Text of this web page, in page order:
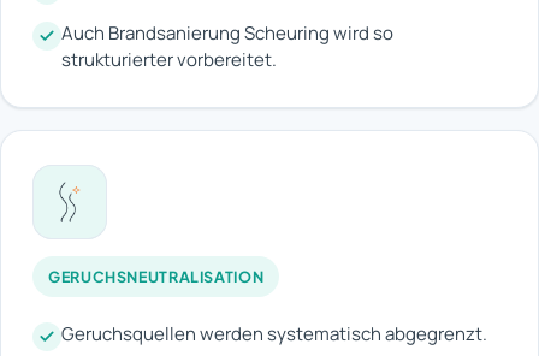
Auch Brandsanierung Scheuring wird so
strukturierter vorbereitet.
GERUCHSNEUTRALISATION
Geruchsquellen werden systematisch abgegrenzt.